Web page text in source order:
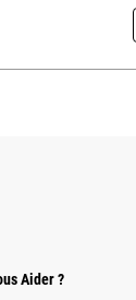
Aider ?